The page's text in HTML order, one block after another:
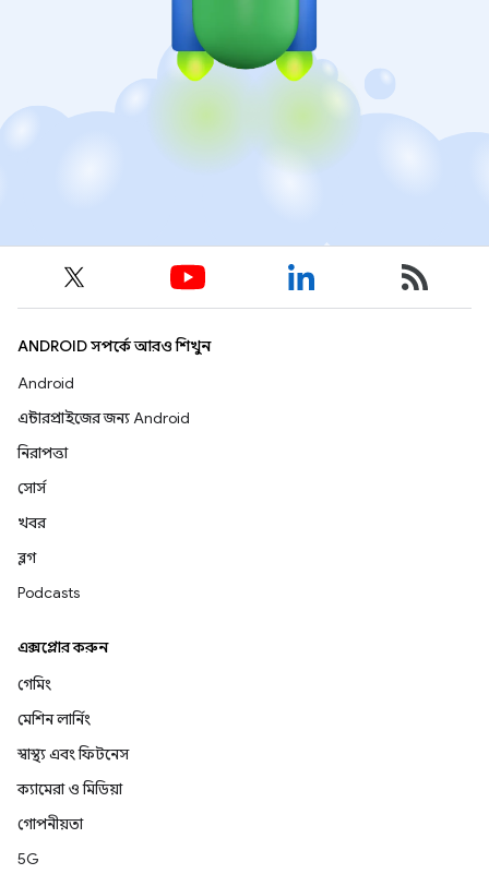
ANDROID সম্পর্কে আরও শিখুন
Android
এন্টারপ্রাইজের জন্য Android
নিরাপত্তা
সোর্স
খবর
ব্লগ
Podcasts
এক্সপ্লোর করুন
গেমিং
মেশিন লার্নিং
স্বাস্থ্য এবং ফিটনেস
ক্যামেরা ও মিডিয়া
গোপনীয়তা
5G